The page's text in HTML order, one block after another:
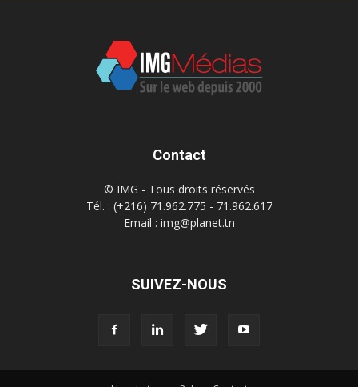
Contact
© IMG - Tous droits réservés
Tél. : (+216) 71.962.775 - 71.962.617
Email : img@planet.tn
SUIVEZ-NOUS